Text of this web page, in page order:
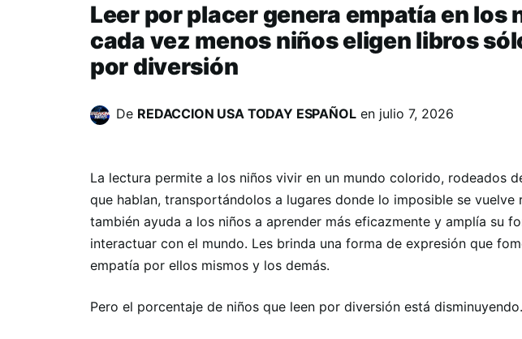
Leer por placer genera empatía en los
cada vez menos niños eligen libros
por diversión
De REDACCION USA TODAY ESPAÑOLen julio 7, 2026
La lectura permite a los niños vivir en un mundo colorido, rodeados
que hablan, transportándolos a lugares donde lo imposible se vuelve
también ayuda a los niños a aprender más eficazmente y amplía su
interactuar con el mundo. Les brinda una forma de expresión que
empatía por ellos mismos y los demás.
Pero el porcentaje de niños que leen por diversión está disminuyendo.